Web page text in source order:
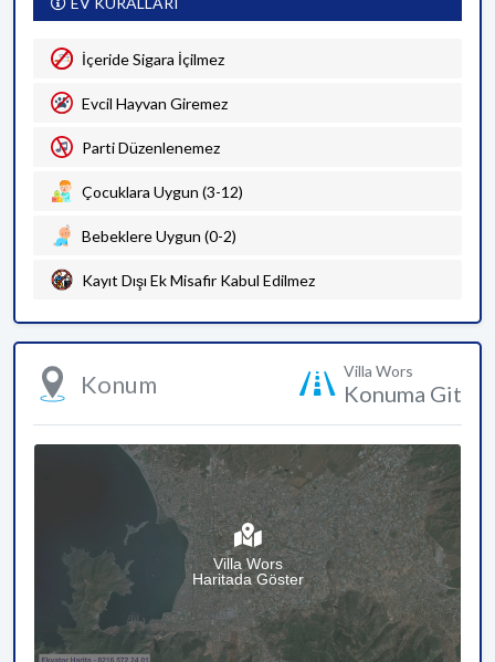
İçeride Sigara İçilmez
Evcil Hayvan Giremez
Parti Düzenlenemez
Çocuklara Uygun (3-12)
Bebeklere Uygun (0-2)
Kayıt Dışı Ek Misafir Kabul Edilmez
Konum Villa Wors
Konuma Git
Villa Wors
Haritada Göster